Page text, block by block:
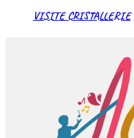
VISITE CRISTALLERIE